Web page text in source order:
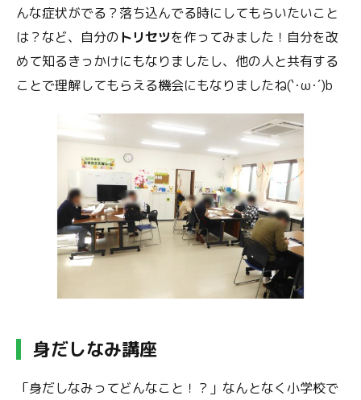
んな症状がでる？落ち込んでる時にしてもらいたいこと
は？など、自分のトリセツを作ってみました！自分を改
めて知るきっかけにもなりましたし、他の人と共有する
ことで理解してもらえる機会にもなりましたね(`･ω･´)b
身だしなみ講座
「身だしなみってどんなこと！？」なんとなく小学校で